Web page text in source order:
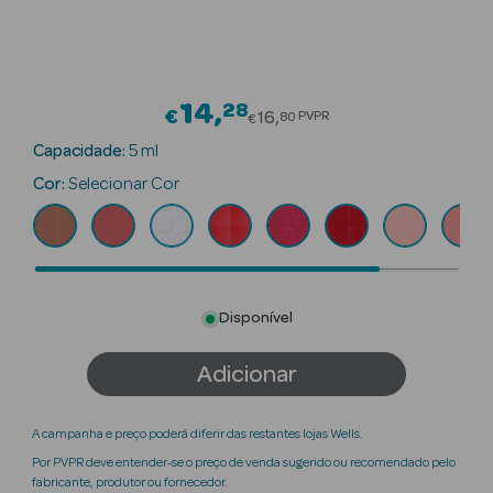
Beauty Season
Beauty Season
Maquilhagem
Luxo
Nutricosmética
Beauty Season
Beauty Season
€14 28Price reduced from
€16 80 PVPR
Capacidade: 5 ml
Cor: Selecionar Cor
Disponível
Adicionar
A campanha e preço poderá diferir das restantes lojas Wells.
Por PVPR deve entender-se o preço de venda sugerido ou recomendado pelo
fabricante, produtor ou fornecedor.